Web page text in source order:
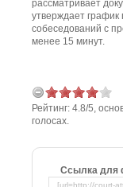
рассматривает
утверждает
собеседований с
менее 15 минут.
Рейтинг: 4.8/5,
голосах.
Ссылка для